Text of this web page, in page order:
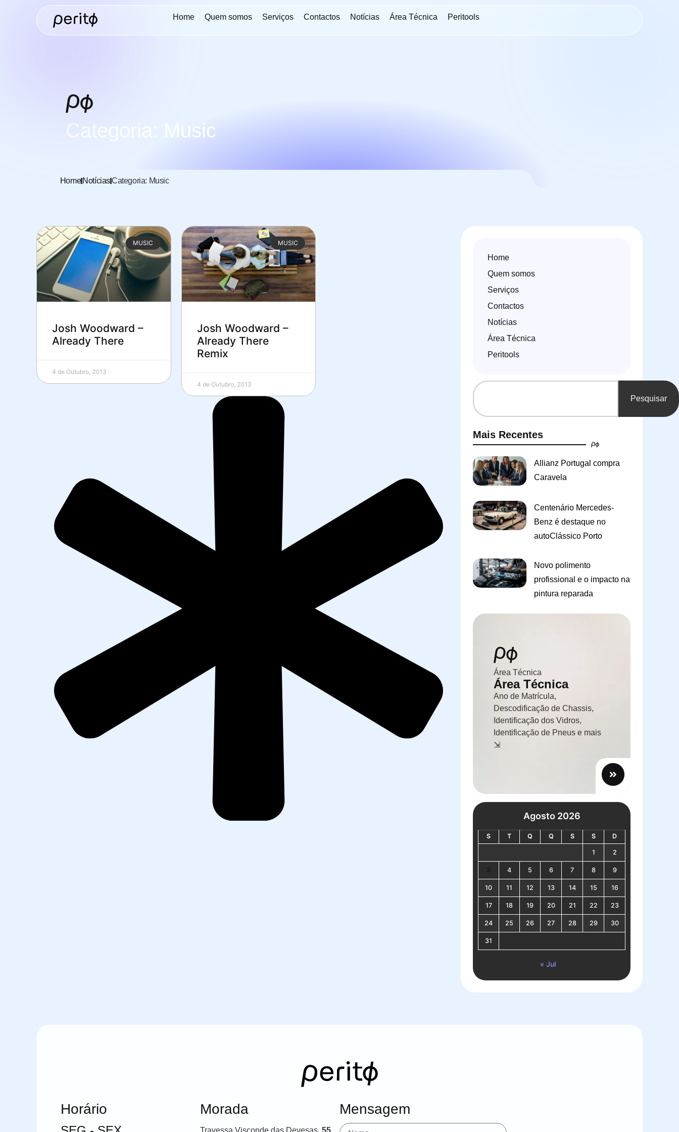
Home Quem somos Serviços Contactos Notícias Área Técnica Peritools
Categoria: Music
Home NotíciasCategoria: Music
MUSIC
Josh Woodward –
Already There
4 de Outubro, 2013
MUSIC
Josh Woodward –
Already There
Remix
4 de Outubro, 2013
Home
Quem somos
Serviços
Contactos
Notícias
Área Técnica
Peritools
Pesquisar
Mais Recentes
Allianz Portugal compra
Caravela
Centenário Mercedes-
Benz é destaque no
autoClássico Porto
Novo polimento
profissional e o impacto na
pintura reparada
Área Técnica
Área Técnica
Ano de Matrícula,
Descodificação de Chassis,
Identificação dos Vidros,
Identificação de Pneus e mais
⇲
Agosto 2026
S T Q Q S S D
1 2
3 4 5 6 7 8 9
10 11 12 13 14 15 16
17 18 19 20 21 22 23
24 25 26 27 28 29 30
31
« Jul
Horário Morada Mensagem